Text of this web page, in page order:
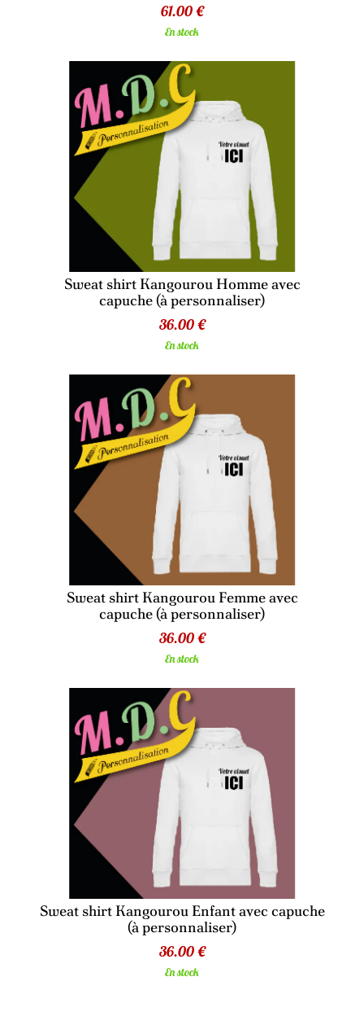
61.00 €
En stock
Sweat shirt Kangourou Homme avec
capuche (à personnaliser)
36.00 €
En stock
Sweat shirt Kangourou Femme avec
capuche (à personnaliser)
36.00 €
En stock
Sweat shirt Kangourou Enfant avec capuche
(à personnaliser)
36.00 €
En stock